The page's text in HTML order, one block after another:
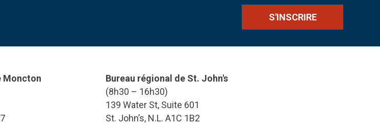
Moncton
Bureau régional de St. John's
(8h30 – 16h30)
139 Water St, Suite 601
St. John’s, N.L. A1C 1B2